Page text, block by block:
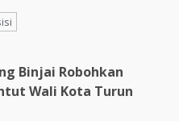
Binjai Robohkan
Wali Kota Turun